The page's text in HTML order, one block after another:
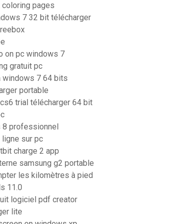
pages
7 32 bit télécharger
on pc windows 7
gratuit pc
windows 7 64 bits
portable
trial télécharger 64 bit
8 professionnel
sur pc
charge 2 app
samsung g2 portable
les kilomètres à pied
11.0
logiciel pdf creator
lite